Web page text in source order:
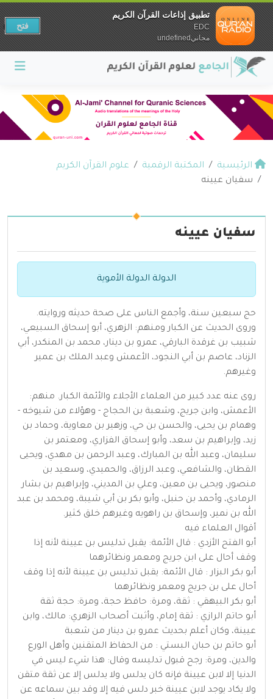
الرئيسية المكتبة الرقمية
علوم القرآن الكريم
سفيان عيينه
سفيان عيينه
الدولة الدولة الأموية
حج سبعين سنة، وأجمع الناس على صحة حديثه وروايته.
وروى الحديث عن الكبار ومنهم: الزهري، أبو إسحاق السبيعي،
شبيب بن غرقدة البارقي، عمرو بن دينار، محمد بن المنكدر، أبي
الزناد، عاصم بن أبي النجود، الأعمش وعبد الملك بن عمير
وغيرهم.
روى عنه عدد كبير من العلماء الأجلاء والأئمة الكبار. منهم:
الأعمش، وابن جريج، وشعبة بن الحجاج - وهؤلاء من شيوخه -
وهمام بن يحيى، والحسن بن حي، وزهير بن معاوية، وحماد بن
زيد، وإبراهيم بن سعد، وأبو إسحاق الفزاري، ومعتمر بن
سليمان، وعبد الله بن المبارك، وعبد الرحمن بن مهدي، ويحيى
القطان، والشافعي، وعبد الرزاق، والحميدي، وسعيد بن
منصور، ويحيى بن معين، وعلي بن المديني، وإبراهيم بن بشار
الرمادي، وأحمد بن حنبل، وأبو بكر بن أبي شيبة، ومحمد بن عبد
الله بن نمير، وإسحاق بن راهويه وغيرهم خلق كثير.
أقوال العلماء فيه
أبو الفتح الأزدي : قال الأئمة: يقبل تدليس بن عيينة لأنه إذا
وقف أحال على ابن جريج ومعمر ونظائرهما
أبو بكر البزار : قال الأئمة: يقبل تدليس بن عيينة لأنه إذا وقف
أحال على بن جريج ومعمر ونظائرهما
أبو بكر البيهقي : ثقة، ومرة: حافظ حجة، ومرة: حجة ثقة
أبو حاتم الرازي : ثقة إمام، وأثبت أصحاب الزهري: مالك، وابن
عيينة، وكان أعلم بحديث عمرو بن دينار من شعبة
أبو حاتم بن حبان البستي : من الحفاظ المتقنين وأهل الورع
والدين، ومرة: رجح قبول تدليسه وقال: هذا شيء ليس في
الدنيا إلا لابن عيينة فإنه كان يدلس ولا يدلس إلا عن ثقة متقن
ولا يكاد يوجد لابن عيينة خبر دلس فيه إلا وقد بين سماعه عن
تطبيق إذاعات القرآن الكريم
EDC
مجانيundefined
فتح